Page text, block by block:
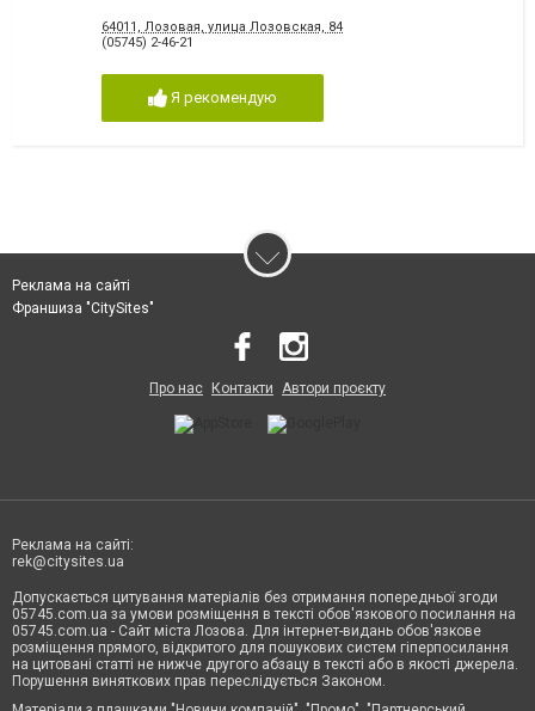
64011, Лозовая, улица Лозовская, 84
(05745) 2-46-21
Я рекомендую
Реклама на сайті
Франшиза "CitySites"
Про нас Контакти Автори проєкту
Реклама на сайті:
rek@citysites.ua
Допускається цитування матеріалів без отримання попередньої згоди
05745.com.ua за умови розміщення в тексті обов'язкового посилання на
05745.com.ua - Сайт міста Лозова. Для інтернет-видань обов'язкове
розміщення прямого, відкритого для пошукових систем гіперпосилання
на цитовані статті не нижче другого абзацу в тексті або в якості джерела.
Порушення виняткових прав переслідується Законом.